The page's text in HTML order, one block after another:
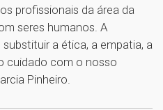
profissionais da área da
seres humanos. A
a ética, a empatia, a
cuidado com o nosso
Pinheiro.
1